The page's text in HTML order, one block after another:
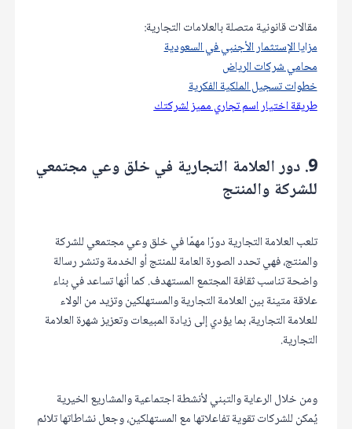
مقالات قانونية متصلة بالعلامات التجارية:
مزايا الإستثمار الأجنبي في السعودية
محامي شركات الرياض
خطوات تسجيل الملكية الفكرية
طريقة اختيار اسم تجاري مميز لشركتك
9. دور العلامة التجارية في خلق وعي مجتمعي
للشركة والمنتج
تلعب العلامة التجارية دورًا مهمًا في خلق وعي مجتمعي للشركة
والمنتج، فهي تحدد الصورة العامة للمنتج أو الخدمة وتنشر رسالة
واضحة تناسب ثقافة المجتمع المستهدف. كما أنها تساعد في بناء
علاقة متينة بين العلامة التجارية والمستهلكين وتزيد من الولاء
للعلامة التجارية، بما يؤدي إلى زيادة المبيعات وتعزيز شهرة العلامة
التجارية.
ومن خلال الرعاية والتبني لأنشطة اجتماعية والمشاريع الخيرية
يُمكن للشركات تقوية تفاعلاتها مع المستهلكين، وجعل نشاطاتها تلائم